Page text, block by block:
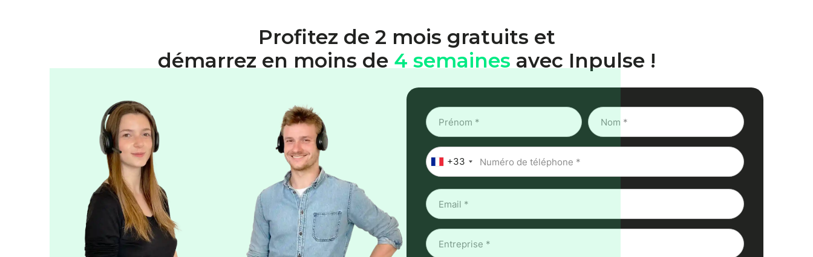
Profitez de 2 mois gratuits et
démarrez en moins de 4 semaines avec Inpulse !
+33